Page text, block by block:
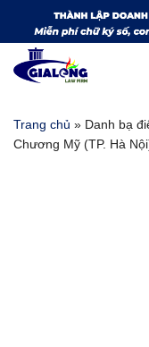
dung
Trang chủ » Danh bạ
Chương Mỹ (TP. Hà